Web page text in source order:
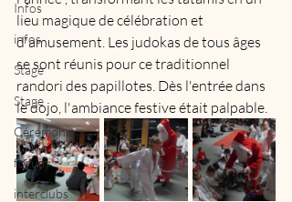
Infos
infos
Stage
Stage
Cérémonie
forum
interclubs
lieu magique de célébration et
d'amusement. Les judokas de tous âges
se sont réunis pour ce traditionnel
randori des papillotes. Dès l'entrée dans
le dojo, l'ambiance festive était palpable.